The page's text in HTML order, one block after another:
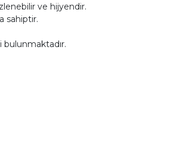
ve hijyendir.
sahiptir.